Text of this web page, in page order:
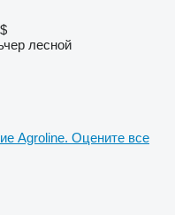
лесной
Agroline. Оцените все